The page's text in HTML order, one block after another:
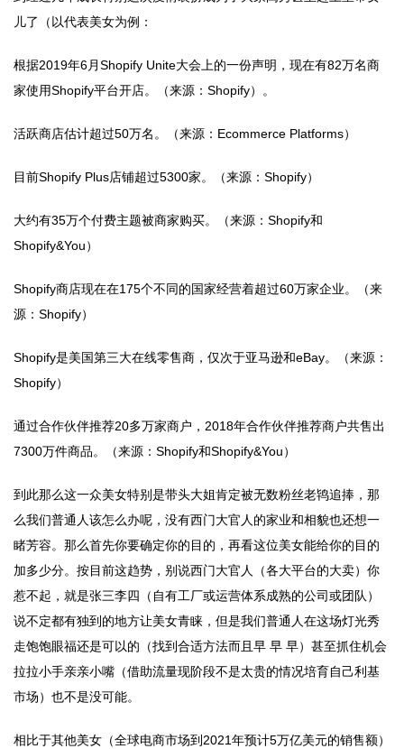
儿了（以代表美女为例：
根据2019年6月Shopify Unite大会上的一份声明，现在有82万名商
家使用Shopify平台开店。（来源：Shopify）。
活跃商店估计超过50万名。（来源：Ecommerce Platforms）
目前Shopify Plus店铺超过5300家。（来源：Shopify）
大约有35万个付费主题被商家购买。（来源：Shopify和
Shopify&You）
Shopify商店现在在175个不同的国家经营着超过60万家企业。（来
源：Shopify）
Shopify是美国第三大在线零售商，仅次于亚马逊和eBay。（来源：
Shopify）
通过合作伙伴推荐20多万家商户，2018年合作伙伴推荐商户共售出
7300万件商品。（来源：Shopify和Shopify&You）
到此那么这一众美女特别是带头大姐肯定被无数粉丝老鸨追捧，那
么我们普通人该怎么办呢，没有西门大官人的家业和相貌也还想一
睹芳容。那么首先你要确定你的目的，再看这位美女能给你的目的
加多少分。按目前这趋势，别说西门大官人（各大平台的大卖）你
惹不起，就是张三李四（自有工厂或运营体系成熟的公司或团队）
说不定都有独到的地方让美女青睐，但是我们普通人在这场灯光秀
走饱饱眼福还是可以的（找到合适方法而且早 早 早）甚至抓住机会
拉拉小手亲亲小嘴（借助流量现阶段不是太贵的情况培育自己利基
市场）也不是没可能。
相比于其他美女（全球电商市场到2021年预计5万亿美元的销售额）